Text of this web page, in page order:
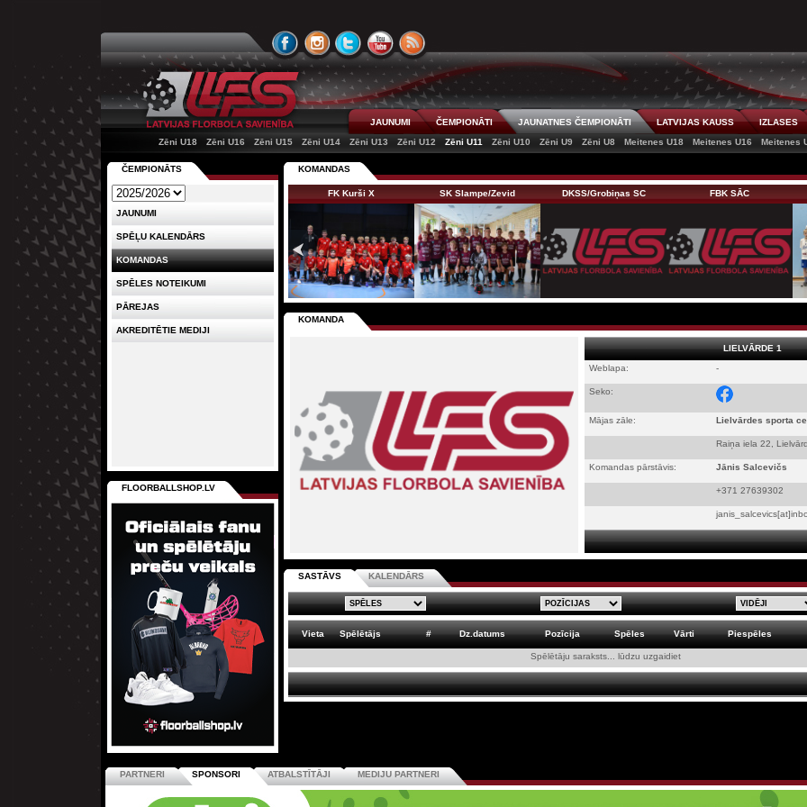
JAUNUMI ČEMPIONĀTI JAUNATNES ČEMPIONĀTI LATVIJAS KAUSS IZLASES
Zēni U18
Zēni U16 Zēni U15 Zēni U14 Zēni U13 Zēni U12 Zēni U11 Zēni U10 Zēni U9 Zēni U8 Meitenes U18 Meitenes U16 Meitenes
KOMANDAS
FK Kurši X SK Slampe/Zevid DKSS/Grobiņas SC FBK SĀC
KOMANDA
LIELVĀRDE 1
Weblapa:
-
Seko:
Mājas zāle: Lielvārdes sporta
Raiņa iela 22,
Komandas pārstāvis: Jānis Salcevičs
+371 27639302
SASTĀVS KALENDĀRS
Vieta Spēlētājs # Dz.datums Pozīcija Spēles Vārti Piespēles
Spēlētāju saraksts... lūdzu uzgaidiet
ČEMPIONĀTS
JAUNUMI
SPĒĻU KALENDĀRS
KOMANDAS
SPĒLES NOTEIKUMI
PĀREJAS
AKREDITĒTIE MEDIJI
FLOORBALLSHOP.LV
PARTNERI SPONSORI ATBALSTĪTĀJI MEDIJU PARTNERI